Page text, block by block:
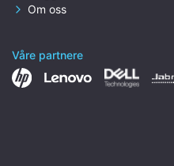
Om oss
Våre partnere